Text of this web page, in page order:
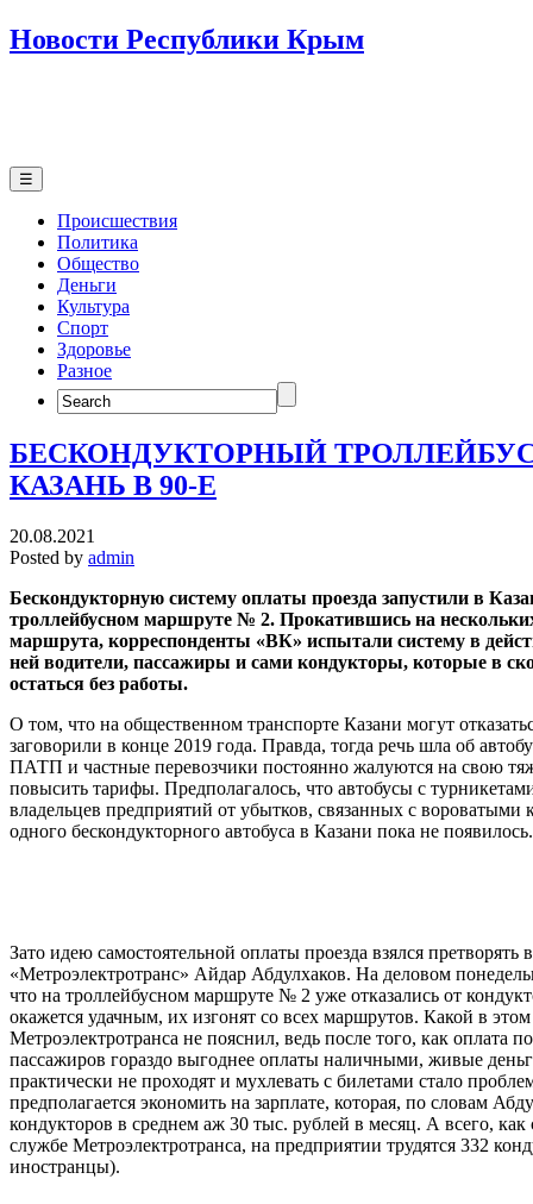
Новости Республики Крым
☰
Происшествия
Политика
Общество
Деньги
Культура
Спорт
Здоровье
Разное
Search
for:
БЕСКОНДУКТОРНЫЙ
КАЗАНЬ В 90-Е
20.08.2021
Posted by admin
Бескондукторную систему оплаты проезда запустили в
троллейбусном маршруте № 2. Прокатившись на нескольких
маршрута, корреспонденты «ВК» испытали систему в
ней водители, пассажиры и сами кондукторы, которые в
остаться без работы.
О том, что на общественном транспорте Казани могут
заговорили в конце 2019 года. Правда, тогда речь шла об
ПАТП и частные перевозчики постоянно жалуются на свою
повысить тарифы. Предполагалось, что автобусы с
владельцев предприятий от убытков, связанных с
одного бескондукторного автобуса в Казани пока не появилось.
Зато идею самостоятельной оплаты проезда взялся
«Метроэлектротранс» Айдар Абдулхаков. На деловом
что на троллейбусном маршруте № 2 уже отказались от
окажется удачным, их изгонят со всех маршрутов. Какой в
Метроэлектротранса не пояснил, ведь после того, как оплата
пассажиров гораздо выгоднее оплаты наличными, живые
практически не проходят и мухлевать с билетами стало
предполагается экономить на зарплате, которая, по словам
кондукторов в среднем аж 30 тыс. рублей в месяц. А всего,
службе Метроэлектротранса, на предприятии трудятся 332
иностранцы).